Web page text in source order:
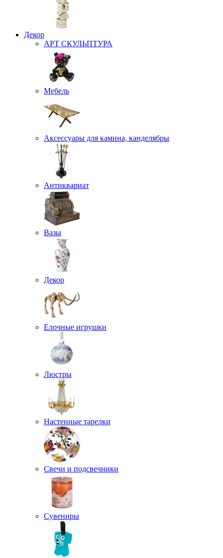
Декор
АРТ СКУЛЬПТУРА
Мебель
Аксессуары для камина, канделябры
Антиквариат
Вазы
Декор
Елочные игрушки
Люстры
Настенные тарелки
Свечи и подсвечники
Сувениры